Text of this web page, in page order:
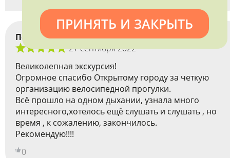
Попова Маргарита
27 сентября 2022
Великолепная экскурсия!
Огромное спасибо Открытому городу за четкую
организацию велосипедной прогулки.
Всё прошло на одном дыхании, узнала много
интересного,хотелось ещё слушать и слушать , но
время , к сожалению, закончилось.
Рекомендую!!!!
0
ПРИНЯТЬ И ЗАКРЫТЬ